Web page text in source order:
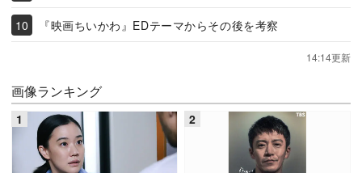
『映画ちいかわ』EDテーマからその後を考察
14:14更新
画像ランキング